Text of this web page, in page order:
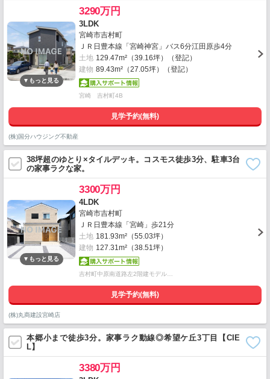
3290万円
3LDK
宮崎市吉村町
ＪＲ日豊本線「宮崎神宮」バス6分江田原歩4分
土地 129.47m²（39.16坪）（登記）
建物 89.43m²（27.05坪）（登記）
宮崎 吉村町4B
見学予約(無料)
(株)国分ハウジング不動産
38坪超のゆとり×タイルデッキ。コスモス徒歩3分、駐車3台
の家事ラクな家。
3300万円
4LDK
宮崎市吉村町
ＪＲ日豊本線「宮崎」歩21分
土地 181.93m²（55.03坪）
建物 127.31m²（38.51坪）
吉村町中原南道路左2階建モデル…
見学予約(無料)
(株)丸商建設宮崎店
本郷小まで徒歩3分。家事ラク動線◎希望ケ丘3丁目【CIE
L】
3380万円